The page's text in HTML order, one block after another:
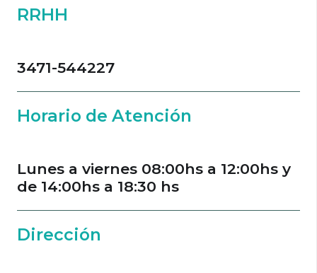
RRHH
3471-544227
Horario de Atención
Lunes a viernes 08:00hs a 12:00hs y
de 14:00hs a 18:30 hs
Dirección